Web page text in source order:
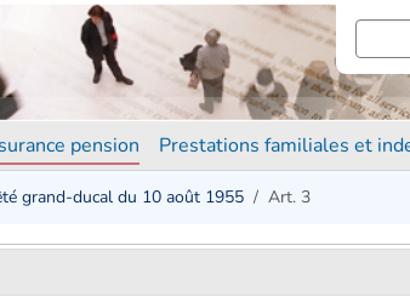
pension Prestations familiales et
grand-ducal du 10 août 1955 Art. 3